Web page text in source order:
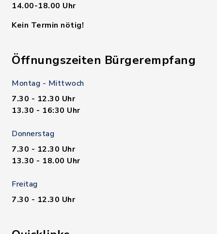
14.00-18.00 Uhr
Kein Termin nötig!
Öffnungszeiten Bürgerempfang
Montag - Mittwoch
7.30 - 12.30 Uhr
13.30 - 16:30 Uhr
Donnerstag
7.30 - 12.30 Uhr
13.30 - 18.00 Uhr
Freitag
7.30 - 12.30 Uhr